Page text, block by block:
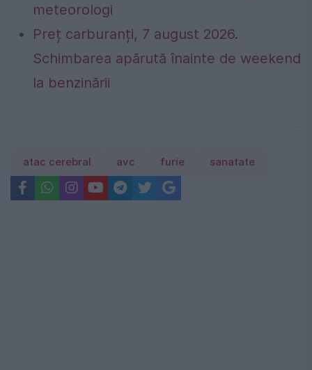
meteorologi
Preț carburanți, 7 august 2026.
Schimbarea apărută înainte de weekend
la benzinării
atac cerebral avc furie sanatate